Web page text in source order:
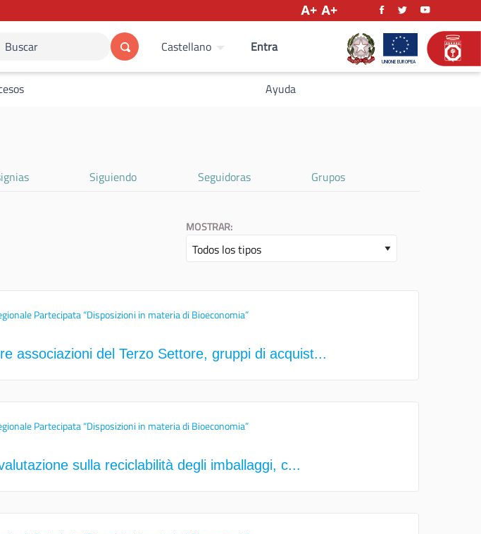
Castellano Entra
Ayuda
Siguiendo Seguidoras Grupos
MOSTRAR:
Partecipata “Disposizioni in materia di Bioeconomia”
associazioni del Terzo Settore, gruppi di acquist...
Partecipata “Disposizioni in materia di Bioeconomia”
sulla reciclabilità degli imballaggi, c...